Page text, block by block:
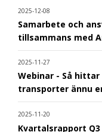
2025-12-08
Samarbete och
tillsammans med
2025-11-27
Webinar - Så
transporter ännu
2025-11-20
Kvartalsrapport